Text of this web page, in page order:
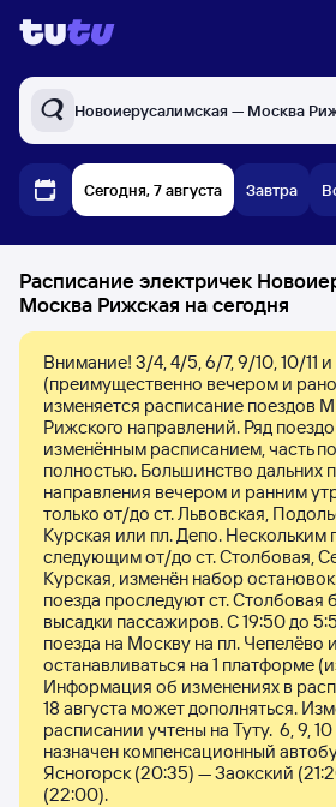
Новоиерусалимская — Москва
Сегодня, 7 августа Завтра
Расписание электричек
Москва Рижская на сегодня
Внимание! 3/4, 4/5, 6/7, 9/10, 10/11 и
(преимущественно вечером и
изменяется расписание поездов
Рижского направлений. Ряд
изменённым расписанием, часть
полностью. Большинство дальних
направления вечером и ранним
только от/до ст. Львовская,
Курская или пл. Депо. Нескольким
следующим от/до ст. Столбовая,
Курская, изменён набор
поезда проследуют ст. Столбовая
высадки пассажиров. С 19:50 до
поезда на Москву на пл. Чепелёво
останавливаться на 1 платформе
Информация об изменениях в
18 августа может дополняться.
расписании учтены на Туту.  6, 9, 10
назначен компенсационный
Ясногорск (20:35) — Заокский
(22:00).